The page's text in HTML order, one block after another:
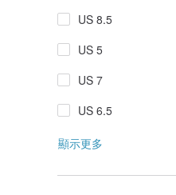
US 8.5
US 5
US 7
US 6.5
顯示更多